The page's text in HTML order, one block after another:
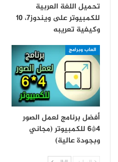
تحميل اللغة العربية
للكمبيوتر على ويندوز7، 10
وكيفية تعريبه
العاب وبرامج
أفضل برنامج لعمل الصور
4*6 للكمبيوتر (مجاني
وبجودة عالية)